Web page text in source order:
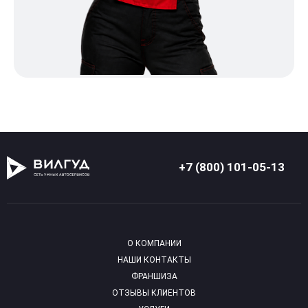
+7 (800) 101-05-13
О КОМПАНИИ
НАШИ КОНТАКТЫ
ФРАНШИЗА
ОТЗЫВЫ КЛИЕНТОВ